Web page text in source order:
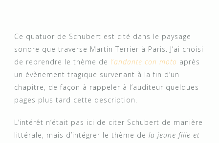
Ce quatuor de Schubert est cité dans le paysage
sonore que traverse Martin Terrier à Paris. J’ai choisi
de reprendre le thème de l’andante con moto après
un évènement tragique survenant à la fin d’un
chapitre, de façon à rappeler à l’auditeur quelques
pages plus tard cette description.
L’intérêt n’était pas ici de citer Schubert de manière
littérale, mais d’intégrer le thème de la jeune fille et